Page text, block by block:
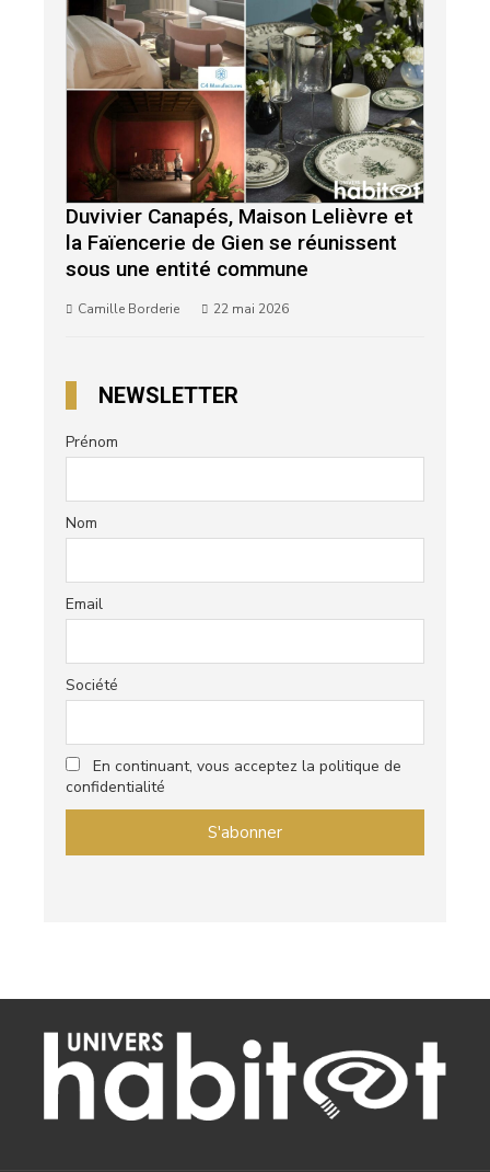
Duvivier Canapés, Maison Lelièvre et
la Faïencerie de Gien se réunissent
sous une entité commune
Camille Borderie 22 mai 2026
NEWSLETTER
Prénom
Nom
Email
Société
En continuant, vous acceptez la politique de
confidentialité